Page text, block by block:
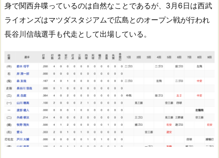
身で関西弁喋っているのは自然なことであるが、3月6日は西武
ライオンズはマツダスタジアムで広島とのオープン戦が行われ
長谷川信哉選手も代走として出場している。